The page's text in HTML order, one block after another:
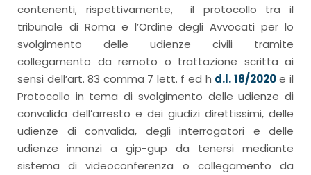
contenenti, rispettivamente, il protocollo tra il
tribunale di Roma e l’Ordine degli Avvocati per lo
svolgimento delle udienze civili tramite
collegamento da remoto o trattazione scritta ai
sensi dell’art. 83 comma 7 lett. f ed h d.l. 18/2020e il
Protocollo in tema di svolgimento delle udienze di
convalida dell’arresto e dei giudizi direttissimi, delle
udienze di convalida, degli interrogatori e delle
udienze innanzi a gip-gup da tenersi mediante
sistema di videoconferenza o collegamento da